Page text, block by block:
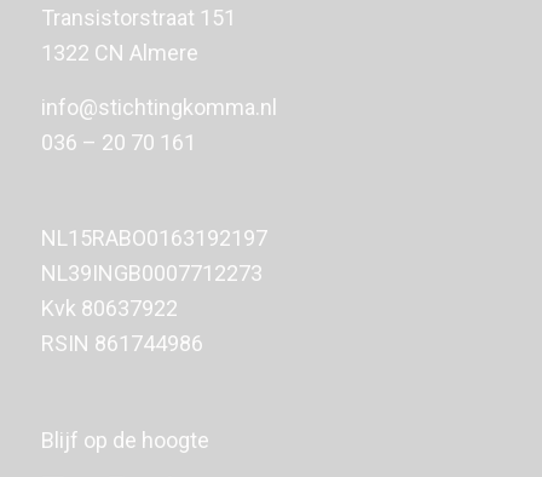
Transistorstraat 151
1322 CN Almere
info@stichtingkomma.nl
036 – 20 70 161
NL15RABO0163192197
NL39INGB0007712273
Kvk 80637922
RSIN 861744986
Blijf op de hoogte